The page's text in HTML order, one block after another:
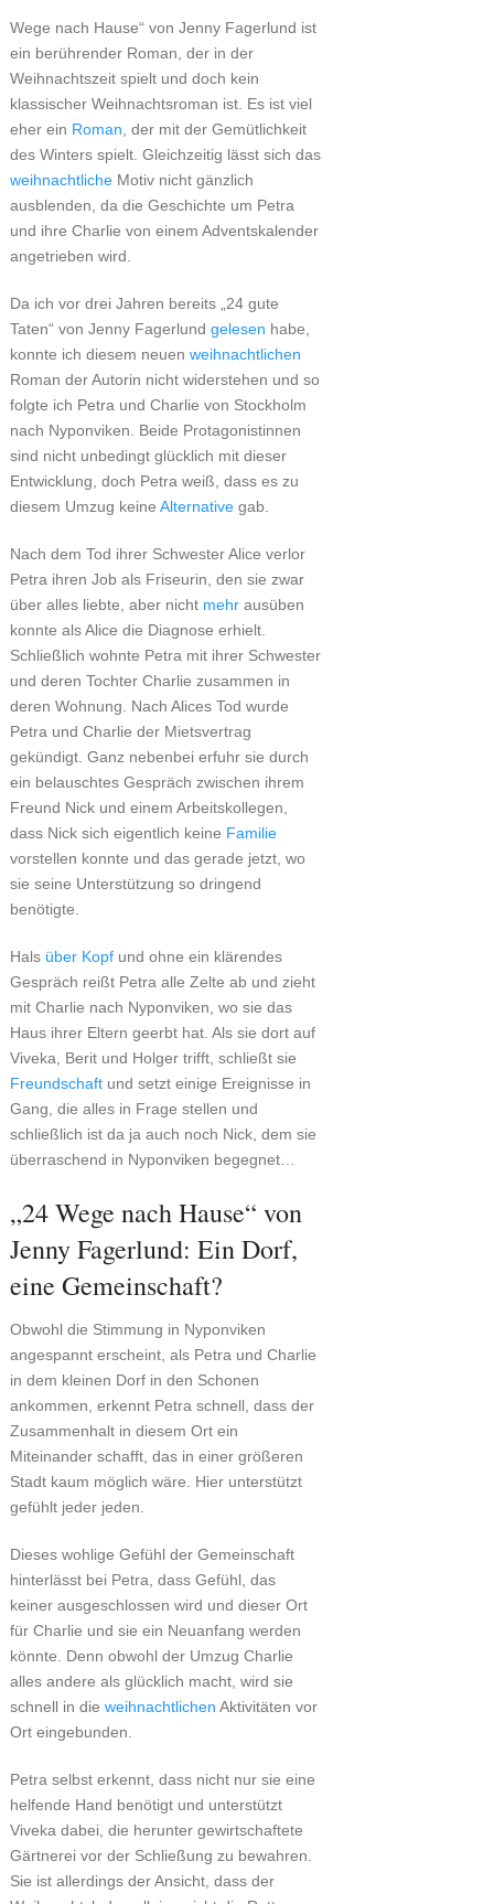
Wege nach Hause“ von Jenny Fagerlund ist
ein berührender Roman, der in der
Weihnachtszeit spielt und doch kein
klassischer Weihnachtsroman ist. Es ist viel
eher ein Roman , der mit der Gemütlichkeit
des Winters spielt. Gleichzeitig lässt sich das
weihnachtlicheMotiv nicht gänzlich
ausblenden, da die Geschichte um Petra
und ihre Charlie von einem Adventskalender
angetrieben wird.
Da ich vor drei Jahren bereits „24 gute
Taten“ von Jenny Fagerlund gelesen habe,
konnte ich diesem neuen weihnachtlichen
Roman der Autorin nicht widerstehen und so
folgte ich Petra und Charlie von Stockholm
nach Nyponviken. Beide Protagonistinnen
sind nicht unbedingt glücklich mit dieser
Entwicklung, doch Petra weiß, dass es zu
diesem Umzug keine Alternativegab.
Nach dem Tod ihrer Schwester Alice verlor
Petra ihren Job als Friseurin, den sie zwar
über alles liebte, aber nicht mehrausüben
konnte als Alice die Diagnose erhielt.
Schließlich wohnte Petra mit ihrer Schwester
und deren Tochter Charlie zusammen in
deren Wohnung. Nach Alices Tod wurde
Petra und Charlie der Mietsvertrag
gekündigt. Ganz nebenbei erfuhr sie durch
ein belauschtes Gespräch zwischen ihrem
Freund Nick und einem Arbeitskollegen,
dass Nick sich eigentlich keine Familie
vorstellen konnte und das gerade jetzt, wo
sie seine Unterstützung so dringend
benötigte.
Hals über Kopfund ohne ein klärendes
Gespräch reißt Petra alle Zelte ab und zieht
mit Charlie nach Nyponviken, wo sie das
Haus ihrer Eltern geerbt hat. Als sie dort auf
Viveka, Berit und Holger trifft, schließt sie
Freundschaftund setzt einige Ereignisse in
Gang, die alles in Frage stellen und
schließlich ist da ja auch noch Nick, dem sie
überraschend in Nyponviken begegnet…
„24 Wege nach Hause“ von
Jenny Fagerlund: Ein Dorf,
eine Gemeinschaft?
Obwohl die Stimmung in Nyponviken
angespannt erscheint, als Petra und Charlie
in dem kleinen Dorf in den Schonen
ankommen, erkennt Petra schnell, dass der
Zusammenhalt in diesem Ort ein
Miteinander schafft, das in einer größeren
Stadt kaum möglich wäre. Hier unterstützt
gefühlt jeder jeden.
Dieses wohlige Gefühl der Gemeinschaft
hinterlässt bei Petra, dass Gefühl, das
keiner ausgeschlossen wird und dieser Ort
für Charlie und sie ein Neuanfang werden
könnte. Denn obwohl der Umzug Charlie
alles andere als glücklich macht, wird sie
schnell in die weihnachtlichen Aktivitäten vor
Ort eingebunden.
Petra selbst erkennt, dass nicht nur sie eine
helfende Hand benötigt und unterstützt
Viveka dabei, die herunter gewirtschaftete
Gärtnerei vor der Schließung zu bewahren.
Sie ist allerdings der Ansicht, dass der